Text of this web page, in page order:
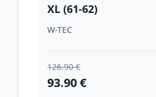
XL (61-62)
W-TEC
126.90 €
93.90 €